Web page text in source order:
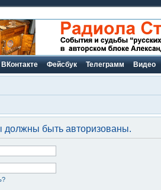
ВКонтакте Фейсбук Телеграмм Видео
должны быть авторизованы.